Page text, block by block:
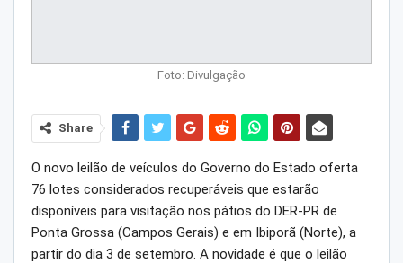
Foto: Divulgação
Share
O novo leilão de veículos do Governo do Estado oferta
76 lotes considerados recuperáveis que estarão
disponíveis para visitação nos pátios do DER-PR de
Ponta Grossa (Campos Gerais) e em Ibiporã (Norte), a
partir do dia 3 de setembro. A novidade é que o leilão